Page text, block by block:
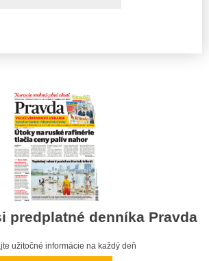
predplatné denníka Pravda
užitočné informácie na každý deň